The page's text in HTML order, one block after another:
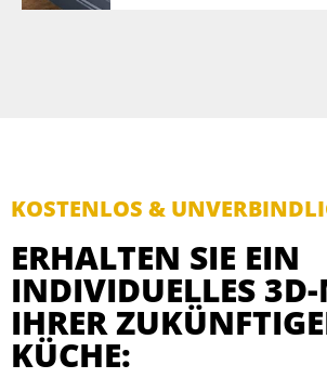
KOSTENLOS &
ERHALTEN SIE EIN
INDIVIDUELLES
IHRER
KÜCHE: